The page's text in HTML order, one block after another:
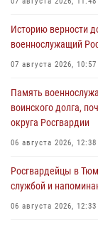
Историю верности
военнослужащий
07 августа 2026, 10:57
Память
воинского долга,
округа Росгвардии
06 августа 2026, 12:38
Росгвардейцы в
службой и
06 августа 2026, 12:33